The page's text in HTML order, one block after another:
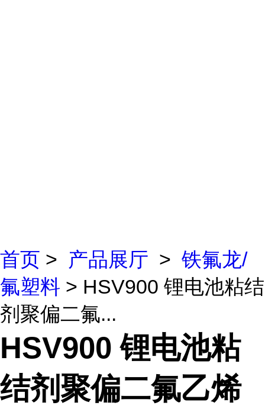
首页 > 产品展厅 > 铁氟龙/
氟塑料 > HSV900 锂电池粘结
剂聚偏二氟...
HSV900 锂电池粘
结剂聚偏二氟乙烯